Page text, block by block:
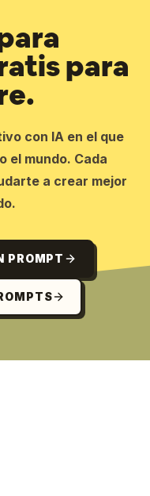
para
con IA en el que
el mundo. Cada
a crear mejor
PROMPT